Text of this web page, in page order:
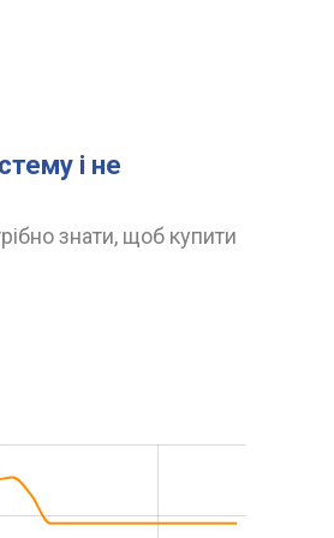
і не
знати, щоб купити